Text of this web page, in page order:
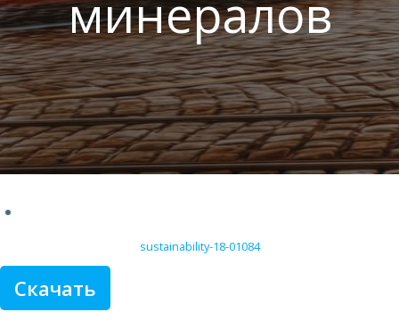
минералов
sustainability-18-01084
Скачать